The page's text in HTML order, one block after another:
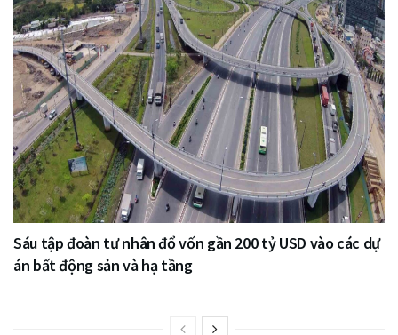
Sáu tập đoàn tư nhân đổ vốn gần 200 tỷ USD vào các dự
án bất động sản và hạ tầng